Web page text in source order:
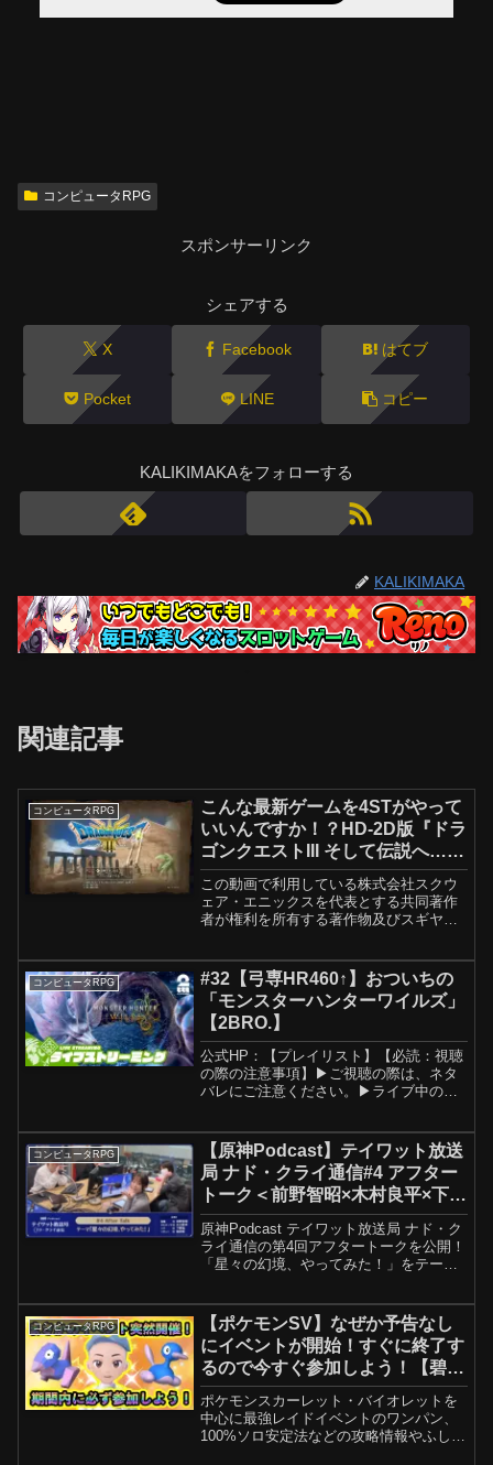
コンピュータRPG
スポンサーリンク
シェアする
X Facebook はてブ
Pocket LINE コピー
KALIKIMAKAをフォローする
KALIKIMAKA
関連記事
コンピュータRPG
こんな最新ゲームを4STがやって
いいんですか！？HD-2D版『ドラ
ゴンクエストIII そして伝説へ…』
①
この動画で利用している株式会社スクウ
ェア・エニックスを代表とする共同著作
者が権利を所有する著作物及びスギヤマ
PROJECT/BIRD STUDIO/SPIKE C...
コンピュータRPG
#32【弓専HR460↑】おついちの
「モンスターハンターワイルズ」
【2BRO.】
公式HP：【プレイリスト】【必読：視聴
の際の注意事項】▶ご視聴の際は、ネタ
バレにご注意ください。▶ライブ中のコ
▶コメントの際は下記ガイドランを遵守
の上、楽しくご視聴下さ...
コンピュータRPG
【原神Podcast】テイワット放送
局 ナド・クライ通信#4 アフター
トーク＜前野智昭×木村良平×下野
紘×篠原侑＞
原神Podcast テイワット放送局 ナド・ク
ライ通信の第4回アフタートークを公開！
「星々の幻境、やってみた！」をテーマ
ん、リネット役の篠原侑さんが、LunaⅡ
で実装され...
コンピュータRPG
【ポケモンSV】なぜか予告なし
にイベントが開始！すぐに終了す
るので今すぐ参加しよう！【碧の
仮面】【藍の円盤】
ポケモンスカーレット・バイオレットを
中心に最強レイドイベントのワンパン、
100%ソロ安定法などの攻略情報やふしぎ